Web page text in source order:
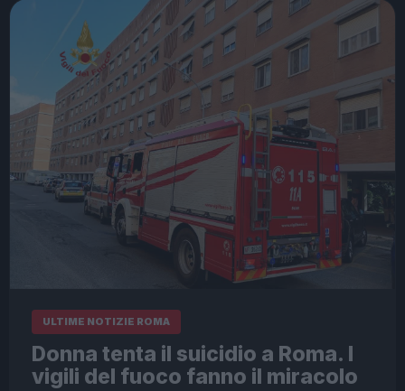
ULTIME NOTIZIE ROMA
Donna tenta il suicidio a Roma. I
vigili del fuoco fanno il miracolo